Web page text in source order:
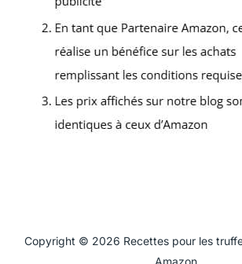
Copyright © 2026 Recettes pour les